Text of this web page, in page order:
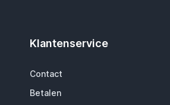
Klantenservice
Contact
Betalen